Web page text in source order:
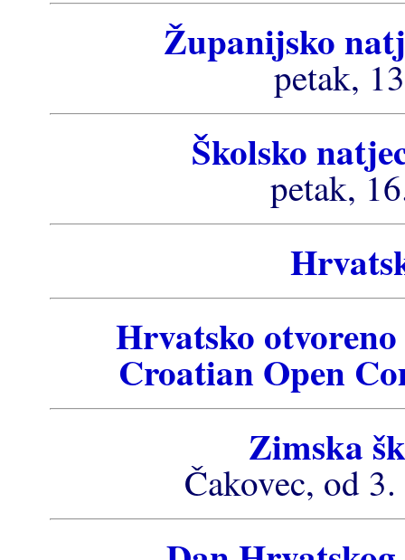
Županijsko
petak,
Školsko
petak,
Hrvatsko
Croatian Open
Zimska
Čakovec, od